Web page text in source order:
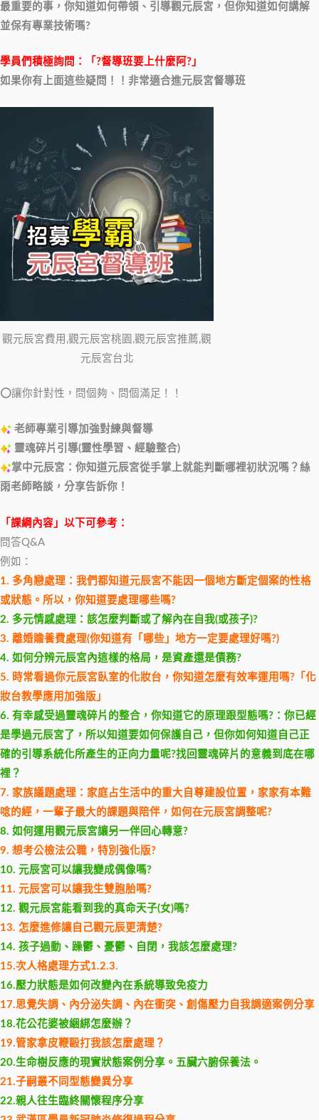
最重要的事，你知道如何帶領、引導觀元辰宮，但你知道如何講解
並保有專業技術嗎?
學員們積極詢問：「?督導班要上什麼阿?」
如果你有上面這些疑問！！非常適合進元辰宮督導班
觀元辰宮費用,觀元辰宮桃園,觀元辰宮推薦,觀
元辰宮台北
⭕讓你針對性，問個夠、問個滿足！！
老師專業引導加強對練與督導
靈魂碎片引導(靈性學習、經驗整合)
掌中元辰宮：你知道元辰宮從手掌上就能判斷哪裡初狀況嗎？絲
雨老師略談，分享告訴你！
「課綱內容」以下可參考：
問答Q&A
例如：
1. 多角戀處理：我們都知道元辰宮不能因一個地方斷定個案的性格
或狀態。所以，你知道要處理哪些嗎?
2. 多元情感處理：該怎麼判斷或了解內在自我(或孩子)?
3. 離婚贍養費處理(你知道有「哪些」地方一定要處理好嗎?)
4. 如何分辨元辰宮內這樣的格局，是資產還是債務?
5. 時常看過你元辰宮臥室的化妝台，你知道怎麼有效率運用嗎?「化
妝台教學應用加強版」
6. 有幸感受過靈魂碎片的整合，你知道它的原理跟型態嗎?：你已經
是學過元辰宮了，所以知道要如何保護自己，但你如何知道自己正
確的引導系統化所產生的正向力量呢?找回靈魂碎片的意義到底在哪
裡？
7. 家族議題處理：家庭占生活中的重大自尊建設位置，家家有本難
唸的經，一輩子最大的課題與陪伴，如何在元辰宮調整呢?
8. 如何運用觀元辰宮讓另一伴回心轉意?
9. 想考公檢法公職，特別強化版?
10. 元辰宮可以讓我變成偶像嗎?
11. 元辰宮可以讓我生雙胞胎嗎?
12. 觀元辰宮能看到我的真命天子(女)嗎?
13. 怎麼進修讓自己觀元辰更清楚?
14. 孩子過動、躁鬱、憂鬱、自閉，我該怎麼處理?
15.次人格處理方式1.2.3.
16.壓力狀態是如何改變內在系統導致免疫力
17.思覺失調、內分泌失調、內在衝突、創傷壓力自我調適案例分享
18.花公花婆被綑綁怎麼辦？
19.管家拿皮鞭毆打我該怎麼處理？
20.生命樹反應的現實狀態案例分享。五臟六腑保養法。
21.子嗣叢不同型態變異分享
22.親人往生臨終關懷程序分享